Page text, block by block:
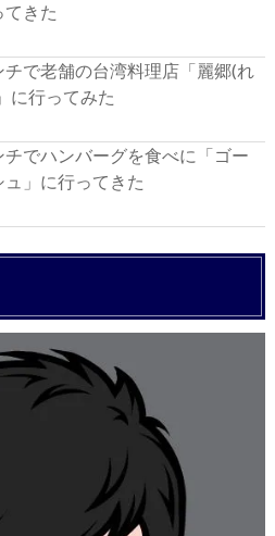
てきた
チで老舗の台湾料理店「麗郷(れ
に行ってみた
でハンバーグを食べに「ゴー
ュ」に行ってきた